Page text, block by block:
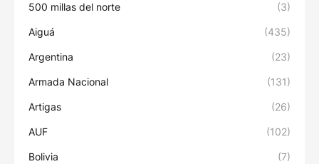
500 millas del norte (3)
Aiguá (435)
Argentina (23)
Armada Nacional (131)
Artigas (26)
AUF (102)
Bolivia (7)